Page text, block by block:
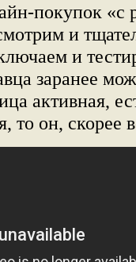
покупок «с
и
и
заранее
активная,
то он, скорее